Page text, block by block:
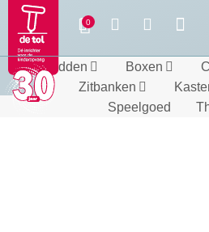
Bedden Boxen
Zitbanken
Speelgoed